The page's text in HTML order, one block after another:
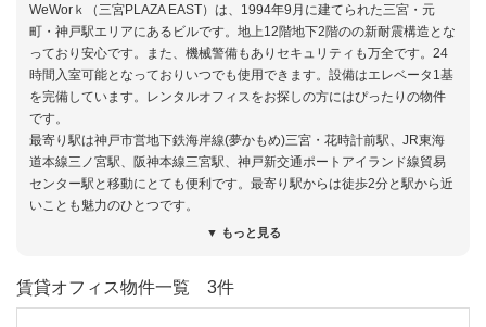
WeWorｋ（三宮PLAZA EAST）は、1994年9月に建てられた三宮・元
町・神戸駅エリアにあるビルです。地上12階地下2階のの新耐震構造とな
っており安心です。また、機械警備もありセキュリティも万全です。24
時間入室可能となっておりいつでも使用できます。設備はエレベータ1基
を完備しています。レンタルオフィスをお探しの方にはぴったりの物件
です。
最寄り駅は神戸市営地下鉄海岸線(夢かもめ)三宮・花時計前駅、JR東海
道本線三ノ宮駅、阪神本線三宮駅、神戸新交通ポートアイランド線貿易
センター駅と移動にとても便利です。最寄り駅からは徒歩2分と駅から近
いことも魅力のひとつです。
▼ もっと見る
賃貸オフィス物件一覧 3件